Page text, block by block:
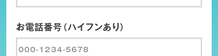
お電話番号（ハイフンあり）